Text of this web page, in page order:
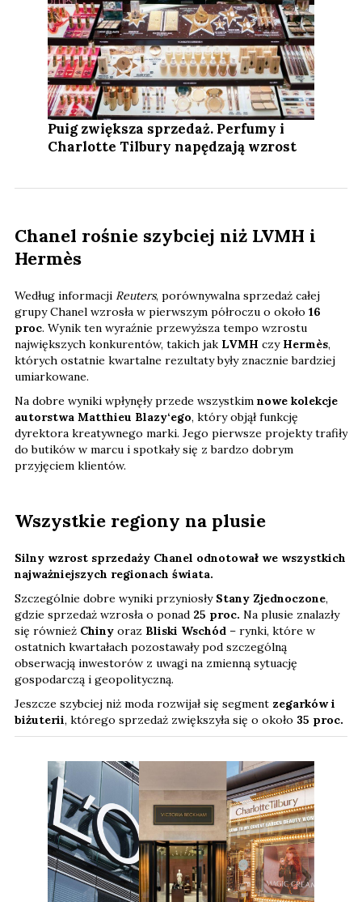
Puig zwiększa sprzedaż. Perfumy i
Charlotte Tilbury napędzają wzrost
Chanel rośnie szybciej niż LVMH i
Hermès
Według informacji Reuters, porównywalna sprzedaż całej
grupy Chanel wzrosła w pierwszym półroczu o około 16
proc. Wynik ten wyraźnie przewyższa tempo wzrostu
największych konkurentów, takich jak LVMH czy Hermès,
których ostatnie kwartalne rezultaty były znacznie bardziej
umiarkowane.
Na dobre wyniki wpłynęły przede wszystkim nowe kolekcje
autorstwa Matthieu Blazy‘ego, który objął funkcję
dyrektora kreatywnego marki. Jego pierwsze projekty trafiły
do butików w marcu i spotkały się z bardzo dobrym
przyjęciem klientów.
Wszystkie regiony na plusie
Silny wzrost sprzedaży Chanel odnotował we wszystkich
najważniejszych regionach świata.
Szczególnie dobre wyniki przyniosły Stany Zjednoczone,
gdzie sprzedaż wzrosła o ponad 25 proc. Na plusie znalazły
się również Chiny oraz Bliski Wschód – rynki, które w
ostatnich kwartałach pozostawały pod szczególną
obserwacją inwestorów z uwagi na zmienną sytuację
gospodarczą i geopolityczną.
Jeszcze szybciej niż moda rozwijał się segment zegarków i
biżuterii, którego sprzedaż zwiększyła się o około 35 proc.